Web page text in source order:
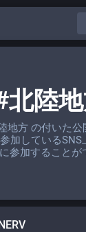
北陸
地方 の付いた公
加している
参加することが